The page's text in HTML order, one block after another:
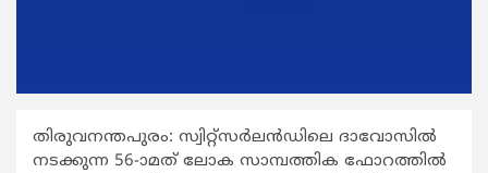
തിരുവനന്തപുരം: സ്വിറ്റ്സര്‍ലന്‍ഡിലെ ദാവോസില്‍
നടക്കുന്ന 56-ാമത് ലോക സാമ്പത്തിക ഫോറത്തില്‍